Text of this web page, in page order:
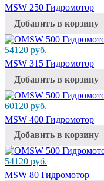
MSW 250 Гидромотор
Добавить в корзину
54120 руб.
MSW 315 Гидромотор
Добавить в корзину
60120 руб.
MSW 400 Гидромотор
Добавить в корзину
54120 руб.
MSW 80 Гидромотор